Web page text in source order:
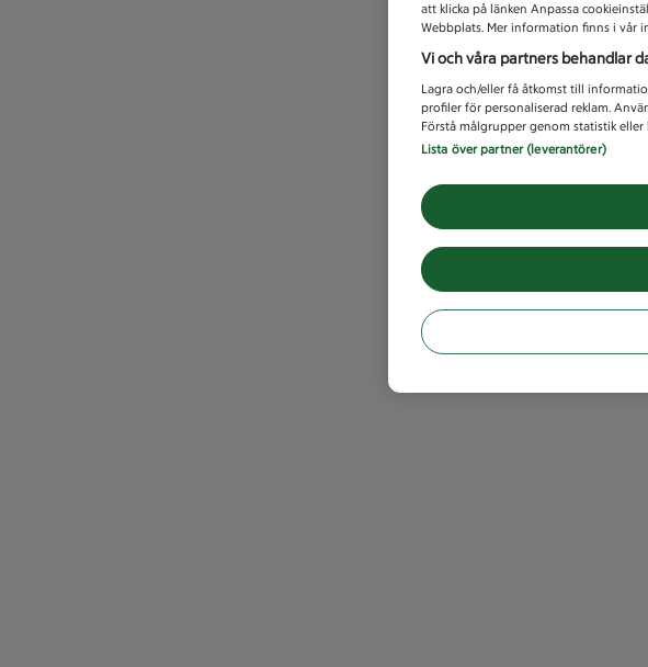
att klicka på länken Anpassa
Webbplats. Mer information finns i vår
Vi och våra partners behandlar
Lagra och/eller få åtkomst till
profiler för personaliserad reklam.
Förstå målgrupper genom statistik
Lista över partner (leverantörer)